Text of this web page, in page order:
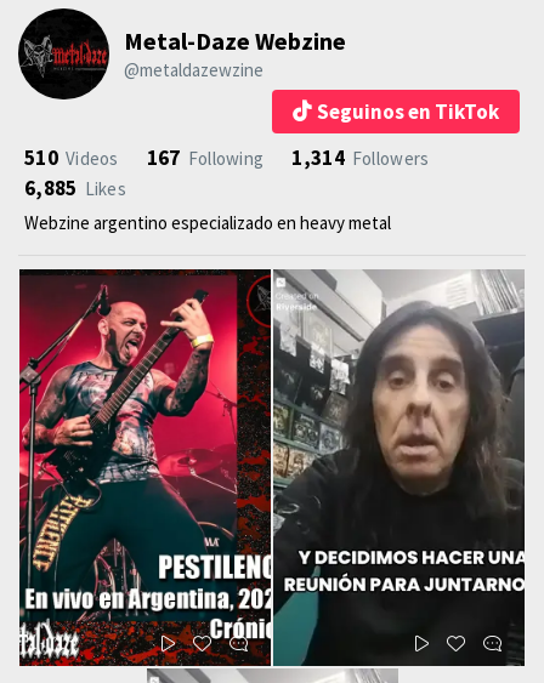
Metal-Daze Webzine
@metaldazewzine
Seguinos en TikTok
510 Videos 167 Following 1,314 Followers
6,885 Likes
Webzine argentino especializado en heavy metal